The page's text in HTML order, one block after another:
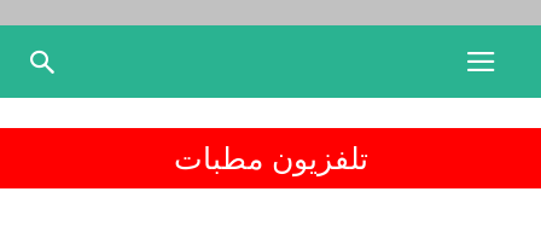
تلفزيون مطبات